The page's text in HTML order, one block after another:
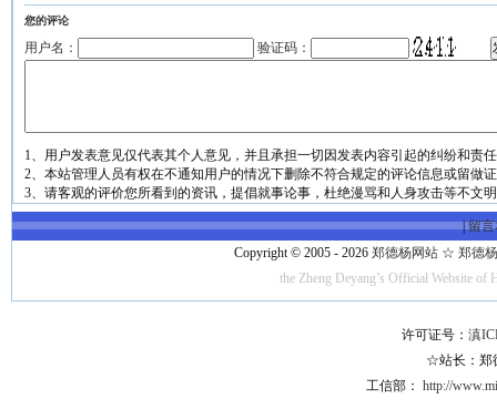
您的评论
用户名： 验证码：
1、用户发表意见仅代表其个人意见，并且承担一切因发表内容引起的纠纷和责
2、本站管理人员有权在不通知用户的情况下删除不符合规定的评论信息或留做
3、请客观的评价您所看到的资讯，提倡就事论事，杜绝漫骂和人身攻击等不文
|留
Copyright © 2005 - 2026 郑德杨网站 ☆ 郑德杨
the Zheng Deyang’s Official Website
许可证号： 滇
☆站长：郑
工信部： http://